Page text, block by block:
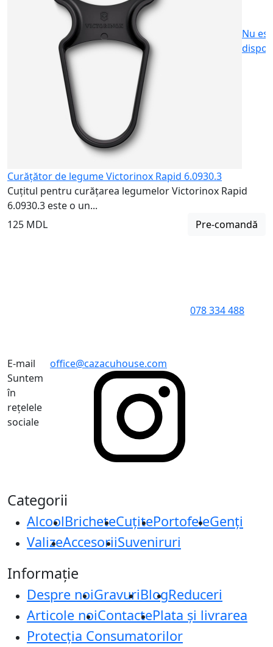
Nu
Curățător de legume Victorinox Rapid 6.0930.3
Cuțitul pentru curățarea legumelor Victorinox Rapid
6.0930.3 este o un...
125 MDL
Pre-comandă
078 334 488
E-mail
office@cazacuhouse.com
Suntem
în
rețelele
sociale
Categorii
AlcoolBricheteCuțitePortofeleGenți
ValizeAccesoriiSuveniruri
Informație
Despre noiGravuriBlogReduceri
Articole noiContactePlata și livrarea
Protecţia Consumatorilor